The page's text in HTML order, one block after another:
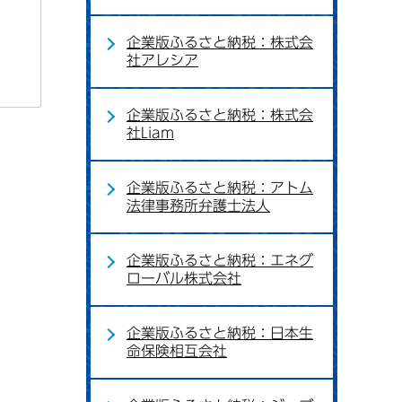
企業版ふるさと納税：株式会
社アレシア
企業版ふるさと納税：株式会
社Liam
企業版ふるさと納税：アトム
法律事務所弁護士法人
企業版ふるさと納税：エネグ
ローバル株式会社
企業版ふるさと納税：日本生
命保険相互会社